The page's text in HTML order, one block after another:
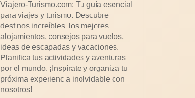
Viajero-Turismo.com: Tu guía esencial
para viajes y turismo. Descubre
destinos increíbles, los mejores
alojamientos, consejos para vuelos,
ideas de escapadas y vacaciones.
Planifica tus actividades y aventuras
por el mundo. ¡Inspírate y organiza tu
próxima experiencia inolvidable con
nosotros!